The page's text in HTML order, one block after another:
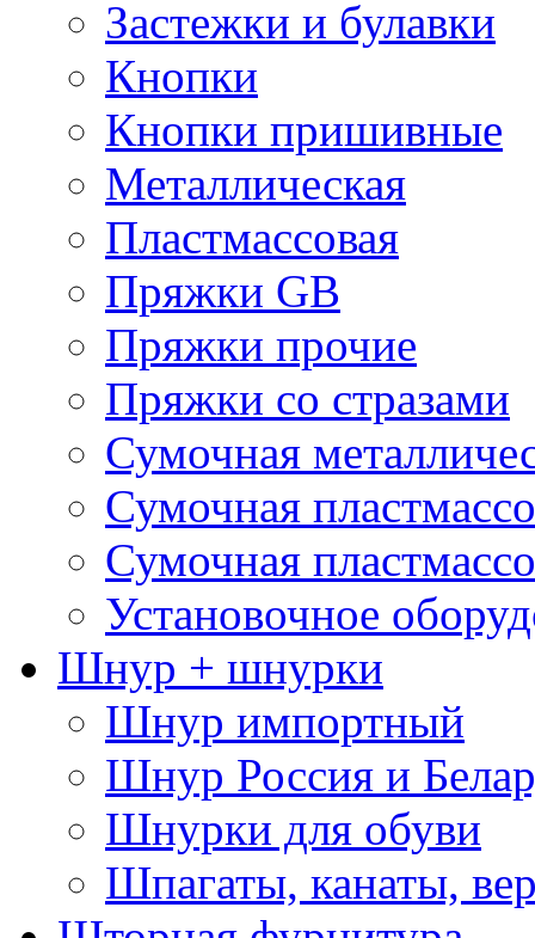
Застежки и булавки
Кнопки
Кнопки пришивные
Металлическая
Пластмассовая
Пряжки GB
Пряжки прочие
Пряжки со стразами
Сумочная
Сумочная
Сумочная
Установочное
Шнур + шнурки
Шнур импортный
Шнур Россия и
Шнурки для обуви
Шпагаты, канаты,